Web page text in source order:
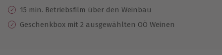
15 min. Betriebsfilm über den Weinbau
Geschenkbox mit 2 ausgewählten OÖ Weinen